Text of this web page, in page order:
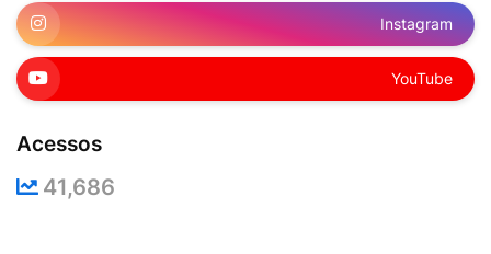
Instagram
YouTube
Acessos
41,686